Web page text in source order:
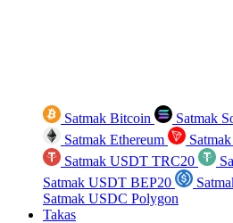
Satmak Bitcoin Satmak
Satmak Ethereum
Satmak USDT TRC20
Satmak USDT BEP20
Satmak USDC Polygon
Takas